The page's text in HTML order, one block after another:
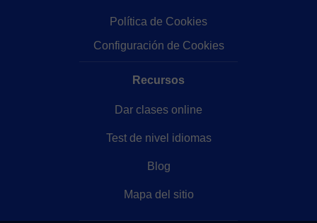
Política de Cookies
Configuración de Cookies
Recursos
Dar clases online
Test de nivel idiomas
Blog
Mapa del sitio